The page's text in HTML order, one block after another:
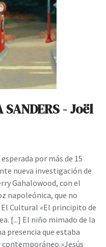
SANDERS - Joël
por más de 15
nueva investigación de
Gahalowood, con el
napoleónica, que no
El Cultural «El principito de
[...] El niño mimado de la
presencia que estaba